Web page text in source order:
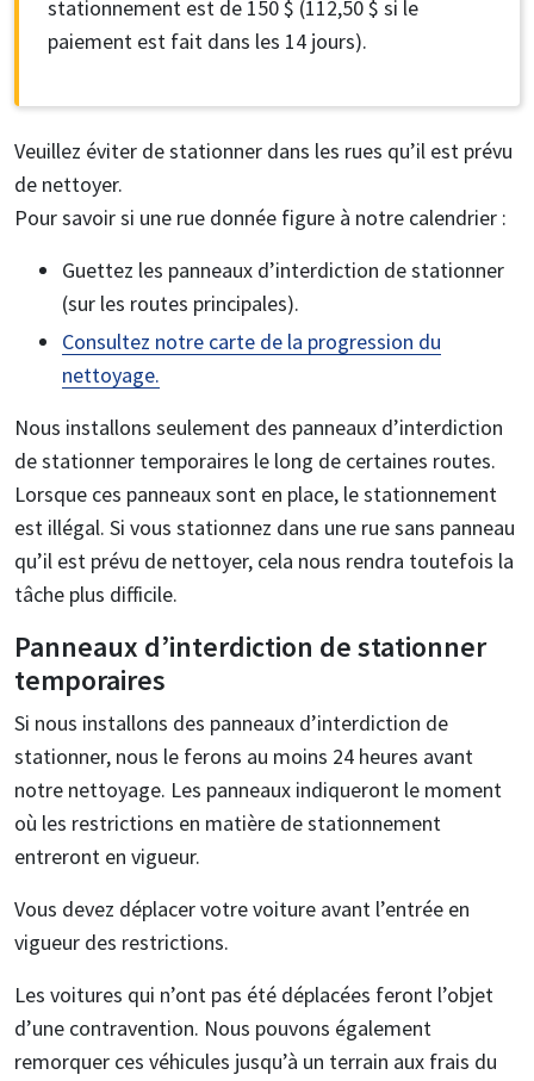
stationnement est de 150 $ (112,50 $ si le
paiement est fait dans les 14 jours).
Veuillez éviter de stationner dans les rues qu’il est prévu
de nettoyer.
Pour savoir si une rue donnée figure à notre calendrier :
Guettez les panneaux d’interdiction de stationner
(sur les routes principales).
Consultez notre carte de la progression du
nettoyage.
Nous installons seulement des panneaux d’interdiction
de stationner temporaires le long de certaines routes.
Lorsque ces panneaux sont en place, le stationnement
est illégal. Si vous stationnez dans une rue sans panneau
qu’il est prévu de nettoyer, cela nous rendra toutefois la
tâche plus difficile.
Panneaux d’interdiction de stationner
temporaires
Si nous installons des panneaux d’interdiction de
stationner, nous le ferons au moins 24 heures avant
notre nettoyage. Les panneaux indiqueront le moment
où les restrictions en matière de stationnement
entreront en vigueur.
Vous devez déplacer votre voiture avant l’entrée en
vigueur des restrictions.
Les voitures qui n’ont pas été déplacées feront l’objet
d’une contravention. Nous pouvons également
remorquer ces véhicules jusqu’à un terrain aux frais du